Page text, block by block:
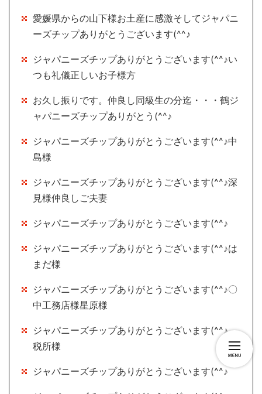
愛媛県からの山下様お土産に感激そしてジャパニ
ーズチップありがとうございます(^^♪
ジャパニーズチップありがとうございます(^^♪い
つも礼儀正しいお子様方
お久し振りです。仲良し同級生の分迄・・・鶴ジ
ャパニーズチップありがとう(^^♪
ジャパニーズチップありがとうございます(^^♪中
島様
ジャパニーズチップありがとうございます(^^♪深
見様仲良しご夫妻
ジャパニーズチップありがとうございます(^^♪
ジャパニーズチップありがとうございます(^^♪は
まだ様
ジャパニーズチップありがとうございます(^^♪〇
中工務店様星原様
ジャパニーズチップありがとうございます(^^♪
税所様
ジャパニーズチップありがとうございます(^^♪